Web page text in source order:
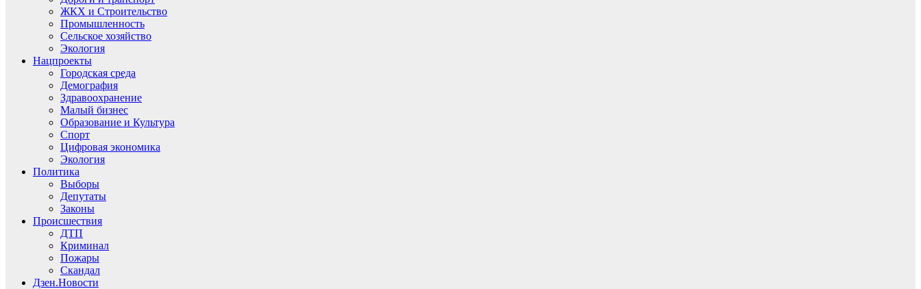
ЖКХ и Строительство
Промышленность
Сельское хозяйство
Экология
Нацпроекты
Городская среда
Демография
Здравоохранение
Малый бизнес
Образование и Культура
Спорт
Цифровая экономика
Экология
Политика
Выборы
Депутаты
Законы
Происшествия
ДТП
Криминал
Пожары
Скандал
Дзен.Новости